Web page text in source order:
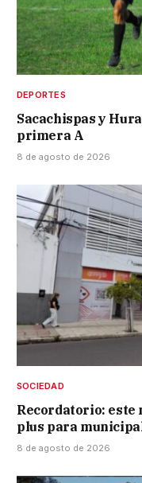
DEPORTES
Sacachispas y
primera A
8 de agosto de 2026
SOCIEDAD
Recordatorio: este
plus para
8 de agosto de 2026